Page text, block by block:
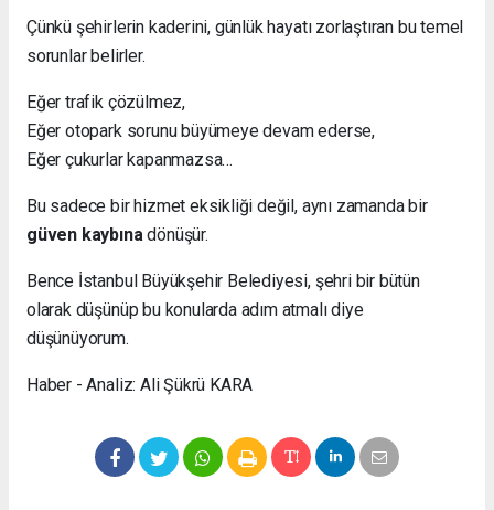
Çünkü şehirlerin kaderini, günlük hayatı zorlaştıran bu temel
sorunlar belirler.
Eğer trafik çözülmez,
Eğer otopark sorunu büyümeye devam ederse,
Eğer çukurlar kapanmazsa…
Bu sadece bir hizmet eksikliği değil, aynı zamanda bir
güven kaybınadönüşür.
Bence İstanbul Büyükşehir Belediyesi, şehri bir bütün
olarak düşünüp bu konularda adım atmalı diye
düşünüyorum.
Haber - Analiz: Ali Şükrü KARA